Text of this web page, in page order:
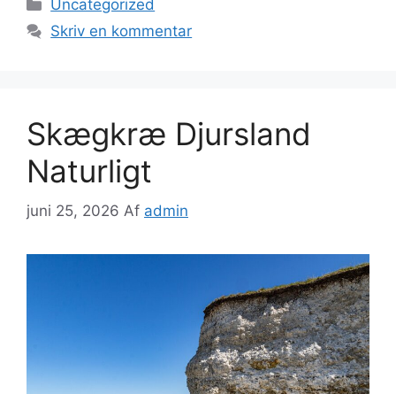
Uncategorized
Skriv en kommentar
Skægkræ Djursland
Naturligt
juni 25, 2026 Af admin